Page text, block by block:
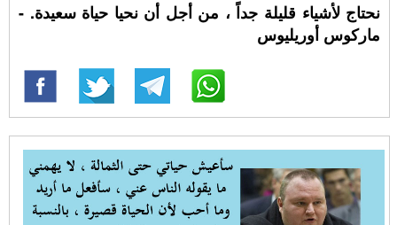
نحتاج لأشياء قليلة جداً ، من أجل أن نحيا حياة سعيدة. -
ماركوس أوريليوس